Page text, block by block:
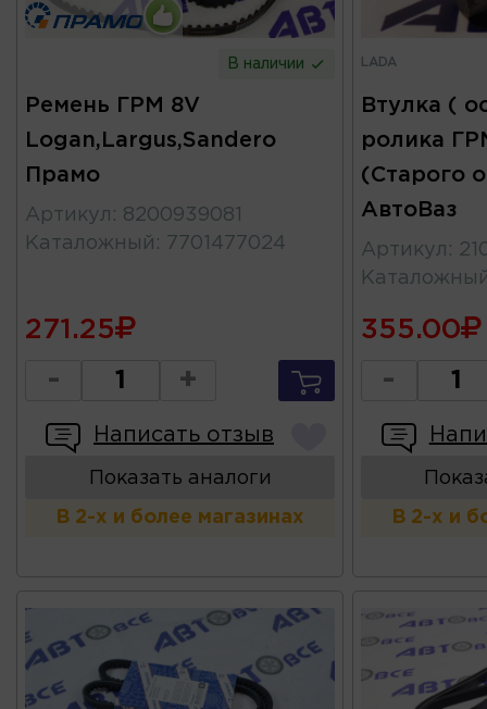
В наличии
Ремень ГРМ 8V
Logan,Largus,Sandero
Прамо
Артикул : 8200939081
Каталожный : 7701477024
271.25
- +
Написать отзыв
Показать аналоги
В 2-х и более магазинах
LADA
Втулка (
ролика
(Старого
АвтоВаз
Артикул :
355.00
-
В 2-х и